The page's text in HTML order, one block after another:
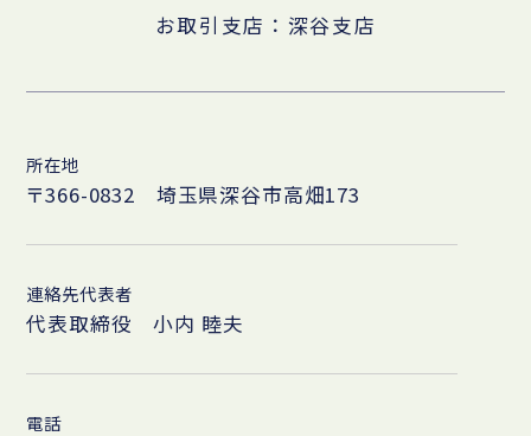
お取引支店：深谷支店
所在地
〒366-0832 埼玉県深谷市高畑173
連絡先代表者
代表取締役 小内 睦夫
電話